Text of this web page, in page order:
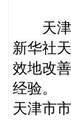
天津
新华社
效地改
经验。
天津市